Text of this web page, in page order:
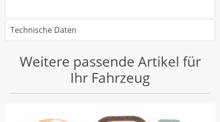
Technische Daten
Weitere passende Artikel für
Ihr Fahrzeug